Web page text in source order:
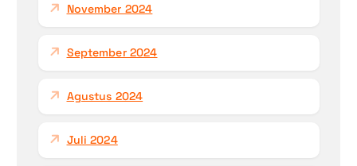
November 2024
September 2024
Agustus 2024
Juli 2024